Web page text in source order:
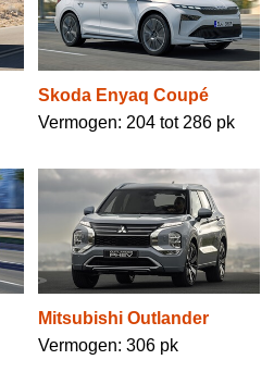
Skoda Enyaq Coupé
Vermogen: 204 tot 286 pk
Mitsubishi Outlander
Vermogen: 306 pk